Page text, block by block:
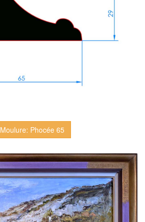
Moulure: Phocée 65